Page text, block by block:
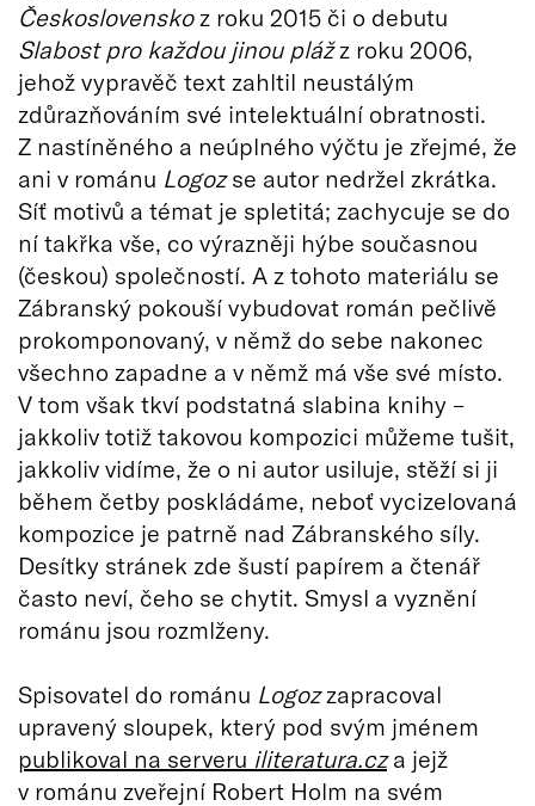
Československoz roku 2015 či o debutu
Slabost pro každou jinou plážz roku 2006,
jehož vypravěč text zahltil neustálým
zdůrazňováním své intelektuální obratnosti.
Z nastíněného a neúplného výčtu je zřejmé, že
ani v románu Logozse autor nedržel zkrátka.
Síť motivů a témat je spletitá; zachycuje se do
ní takřka vše, co výrazněji hýbe současnou
(českou) společností. A z tohoto materiálu se
Zábranský pokouší vybudovat román pečlivě
prokomponovaný, v němž do sebe nakonec
všechno zapadne a v němž má vše své místo.
V tom však tkví podstatná slabina knihy –
jakkoliv totiž takovou kompozici můžeme tušit,
jakkoliv vidíme, že o ni autor usiluje, stěží si ji
během četby poskládáme, neboť vycizelovaná
kompozice je patrně nad Zábranského síly.
Desítky stránek zde šustí papírem a čtenář
často neví, čeho se chytit. Smysl a vyznění
románu jsou rozmlženy.
Spisovatel do románu Logozzapracoval
upravený sloupek, který pod svým jménem
publikoval na serveru iliteratura.cza jejž
v románu zveřejní Robert Holm na svém